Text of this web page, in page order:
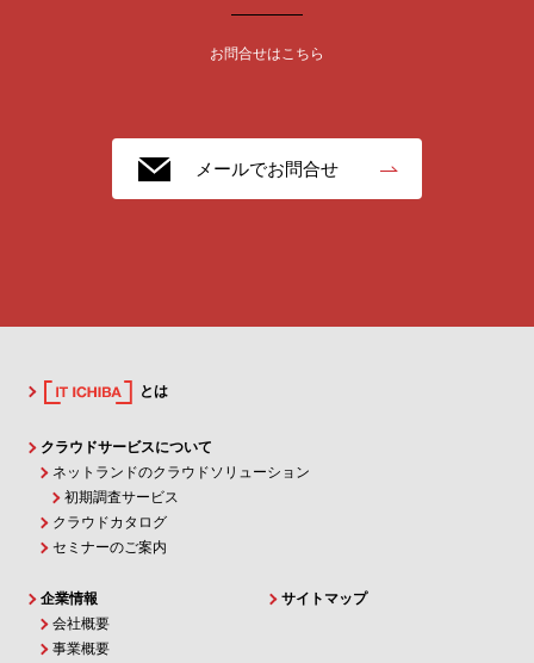
お問合せはこちら
メールでお問合せ
とは
クラウドサービスについて
ネットランドのクラウドソリューション
初期調査サービス
クラウドカタログ
セミナーのご案内
企業情報
会社概要
事業概要
サイトマップ